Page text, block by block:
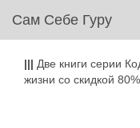
Сам Себе Гуру
||| Две книги серии
жизни со скидкой